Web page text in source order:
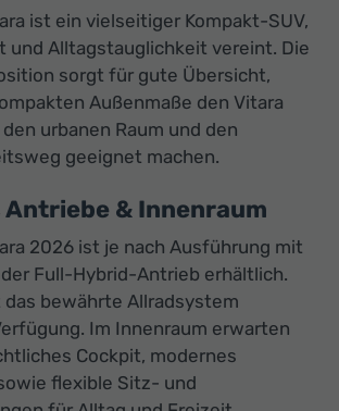
ist ein vielseitiger Kompakt-SUV,
und Alltagstauglichkeit vereint. Die
sorgt für gute Übersicht,
Außenmaße den Vitara
urbanen Raum und den
geeignet machen.
& Innenraum
2026 ist je nach Ausführung mit
Full-Hybrid-Antrieb erhältlich.
bewährte Allradsystem
Im Innenraum erwarten
Cockpit, modernes
flexible Sitz- und